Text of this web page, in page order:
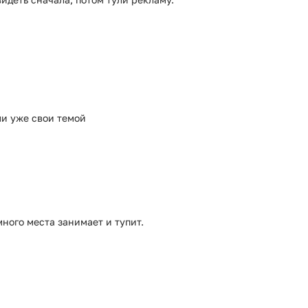
уже свои темой
места занимает и тупит.